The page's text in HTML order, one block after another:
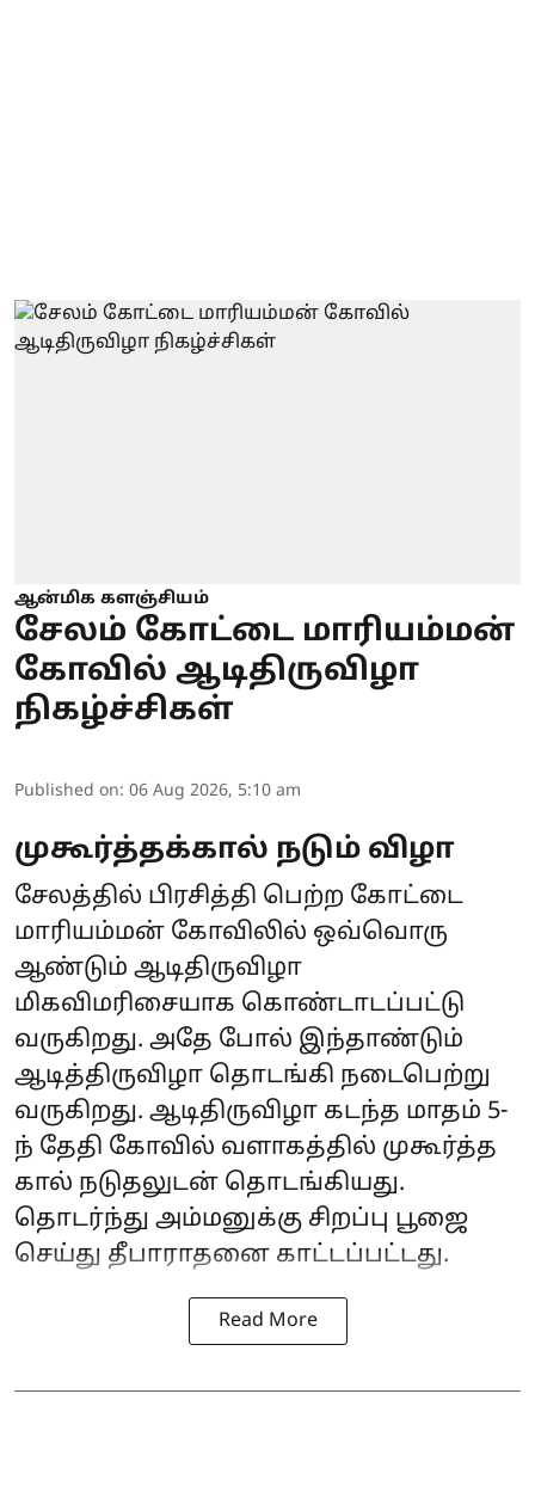
ஆன்மிக களஞ்சியம்
சேலம் கோட்டை மாரியம்மன்
கோவில் ஆடிதிருவிழா
நிகழ்ச்சிகள்
Published on: 06 Aug 2026, 5:10 am
முகூர்த்தக்கால் நடும் விழா
சேலத்தில் பிரசித்தி பெற்ற கோட்டை
மாரியம்மன் கோவிலில் ஒவ்வொரு
ஆண்டும் ஆடிதிருவிழா
மிகவிமரிசையாக கொண்டாடப்பட்டு
வருகிறது. அதே போல் இந்தாண்டும்
ஆடித்திருவிழா தொடங்கி நடைபெற்று
வருகிறது. ஆடிதிருவிழா கடந்த மாதம் 5-
ந் தேதி கோவில் வளாகத்தில் முகூர்த்த
கால் நடுதலுடன் தொடங்கியது.
தொடர்ந்து அம்மனுக்கு சிறப்பு பூஜை
செய்து தீபாராதனை காட்டப்பட்டது.
Read More